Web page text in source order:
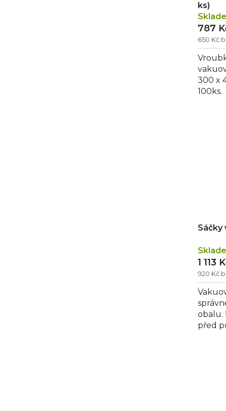
ks)
650 Kč
787
300 x
100ks.
Sáčky
920 Kč
1 113
obalu.
před